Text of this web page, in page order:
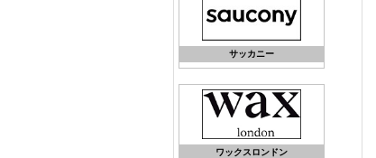
サッカニー
ワックスロンドン